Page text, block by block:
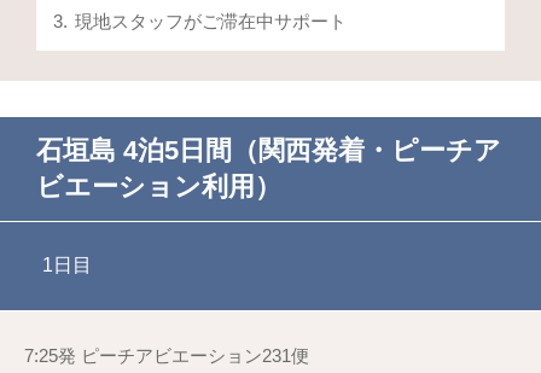
現地スタッフがご滞在中サポート
石垣島 4泊5日間（関西発着・ピーチア
ビエーション利用）
1日目
7:25発 ピーチアビエーション231便